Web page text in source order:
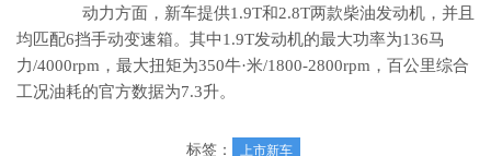
动力方面，新车提供1.9T和2.8T两款柴油发动机，并且
均匹配6挡手动变速箱。其中1.9T发动机的最大功率为136马
力/4000rpm，最大扭矩为350牛·米/1800-2800rpm，百公里综合
工况油耗的官方数据为7.3升。
标签： 上市新车